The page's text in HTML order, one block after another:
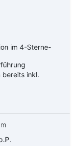
im 4-Sterne-
bereits inkl.